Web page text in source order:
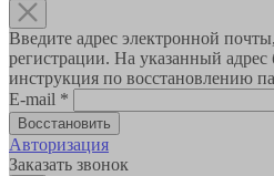
Введите адрес электронной
регистрации. На указанный адрес
инструкция по восстановлению
E-mail *
Авторизация
Заказать звонок